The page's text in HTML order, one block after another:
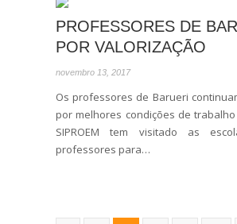
PROFESSORES DE
POR VALORIZAÇÃO
novembro 13, 2017
Os professores de Barueri
por melhores condições de
SIPROEM tem visitado as
professores para…